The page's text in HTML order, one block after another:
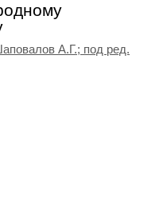
А.Г.; под ред.